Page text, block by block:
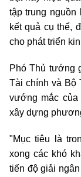
tập trung
kết quả cụ thể,
cho phát triển
Phó Thủ tướng
Tài chính và Bộ
vướng mắc
xây dựng
"Mục tiêu là
xong các khó
tiến độ giải